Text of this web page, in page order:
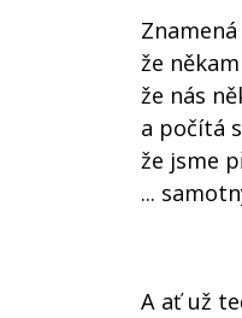
že
že nás
a počítá
že jsme
...
A ať už